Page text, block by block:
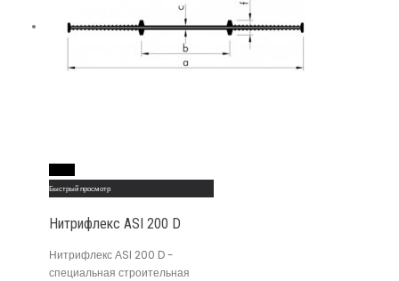
Быстрый просмотр
Нитрифлекс АSI 200 D
Нитрифлекс АSI 200 D -
специальная строительная